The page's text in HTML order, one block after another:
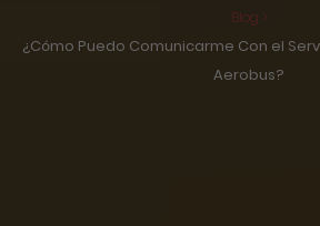
Blog >
¿Cómo Puedo Comunicarme Con el
Aerobus?